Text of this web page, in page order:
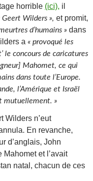
horrible (ici), il
Wilders », et promit,
d’humains » dans
a « provoqué les
le concours de caricatures
Mahomet, ce qui
dans toute l’Europe.
l’Amérique et Israël
mutuellement. »
Wilders n’eut
En revanche,
d’anglais, John
et l’avait
natal, chacun de ces